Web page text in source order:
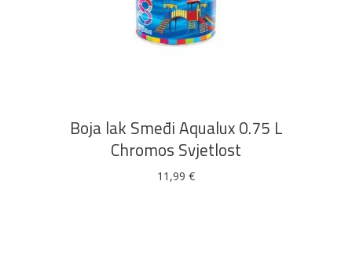
DODAJ U KOŠARICU
Boja lak Smeđi Aqualux 0.75 L
Chromos Svjetlost
11,99 €